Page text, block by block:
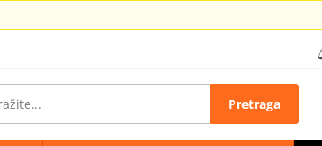
Pretraga